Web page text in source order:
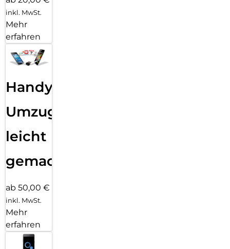
inkl. MwSt.
Mehr
erfahren
Handy
Umzug
leicht
gemacht!
ab 50,00 €
inkl. MwSt.
Mehr
erfahren